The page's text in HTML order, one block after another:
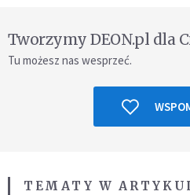
Tworzymy DEON.pl dla
Tu możesz nas wesprzeć.
TEMATY W